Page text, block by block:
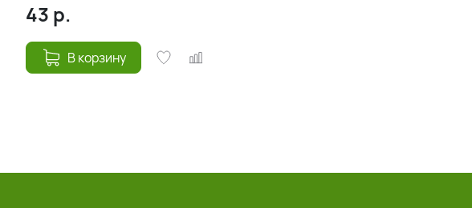
43 р.
В корзину